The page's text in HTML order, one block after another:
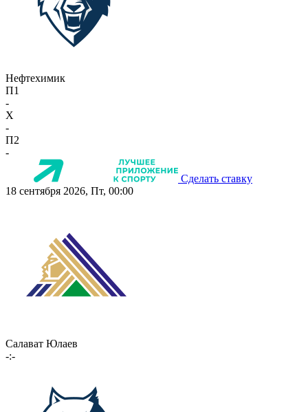
Нефтехимик
П1
-
X
-
П2
-
Сделать ставку
18 сентября 2026, Пт, 00:00
Салават Юлаев
-:-